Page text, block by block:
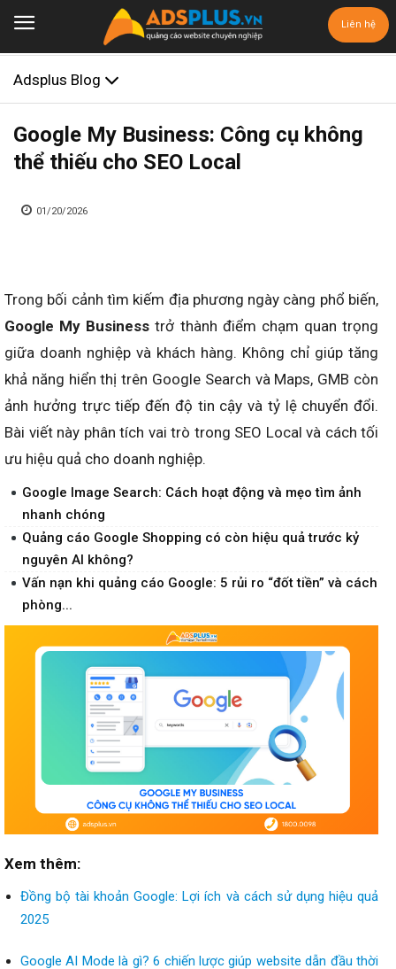
Liên hệ
Adsplus Blog
Google My Business: Công cụ không
thể thiếu cho SEO Local
01/20/2026
Trong bối cảnh tìm kiếm địa phương ngày càng phổ biến,
Google My Business trở thành điểm chạm quan trọng
giữa doanh nghiệp và khách hàng. Không chỉ giúp tăng
khả năng hiển thị trên Google Search và Maps, GMB còn
ảnh hưởng trực tiếp đến độ tin cậy và tỷ lệ chuyển đổi.
Bài viết này phân tích vai trò trong SEO Local và cách tối
ưu hiệu quả cho doanh nghiệp.
Google Image Search: Cách hoạt động và mẹo tìm ảnh
nhanh chóng
Quảng cáo Google Shopping có còn hiệu quả trước kỷ
nguyên AI không?
Vấn nạn khi quảng cáo Google: 5 rủi ro “đốt tiền” và cách
phòng...
Xem thêm:
Đồng bộ tài khoản Google: Lợi ích và cách sử dụng hiệu quả
2025
Google AI Mode là gì? 6 chiến lược giúp website dẫn đầu thời